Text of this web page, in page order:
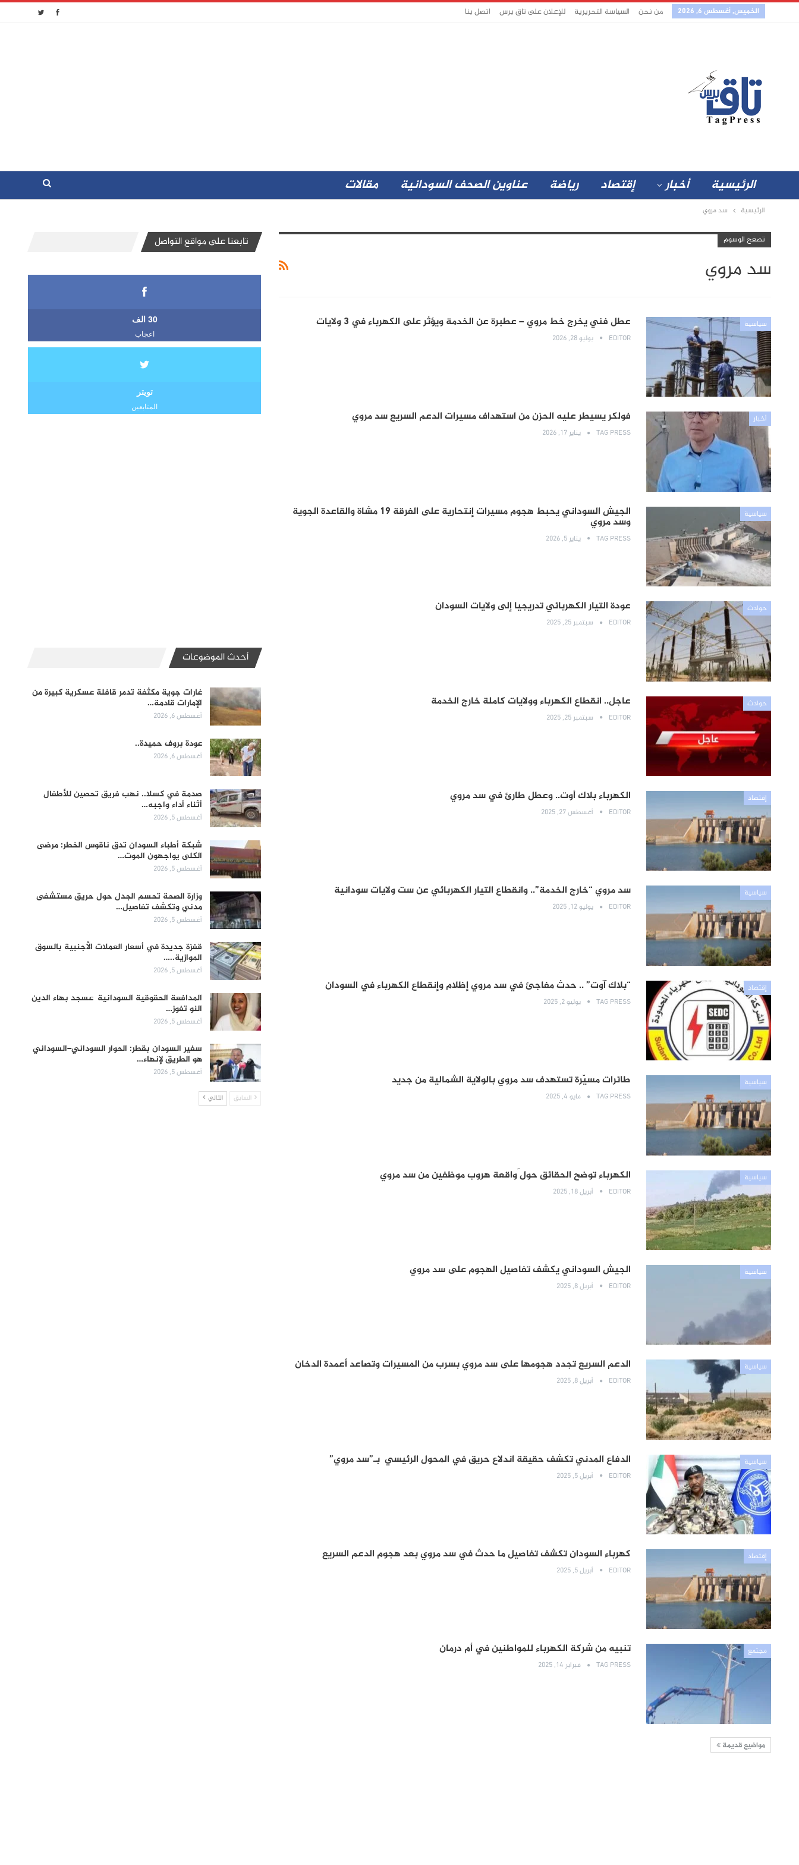
الخميس, أغسطس 6, 2026 من نحن السياسة التحريرية للإعلان على تاق برس اتصل بنا
الرئيسية أخبار إقتصاد رياضة عناوين الصحف السودانية مقالات
الرئيسية سد مروي
تصفح الوسوم
سد مروي
سياسية عطل فني يخرج خط مروي – عطبرة عن الخدمة ويؤثر على الكهرباء في 3 ولايات
EDITOR يوليو 28, 2026
أخبار فولكر يسيطر عليه الحزن من استهداف مسيرات الدعم السريع سد مروي
TAG PRESS يناير 17, 2026
سياسية الجيش السوداني يحبط هجوم مسيرات إنتحارية على الفرقة 19 مشاة والقاعدة الجوية
وسد مروي
TAG PRESS يناير 5, 2026
حوادث عودة التيار الكهربائي تدريجيا إلى ولايات السودان
EDITOR سبتمبر 25, 2025
حوادث عاجل.. انقطاع الكهرباء وولايات كاملة خارج الخدمة
EDITOR سبتمبر 25, 2025
إقتصاد الكهرباء بلاك أوت.. وعطل طارئ في سد مروي
EDITOR أغسطس 27, 2025
سياسية سد مروي “خارج الخدمة”.. وانقطاع التيار الكهربائي عن ست ولايات سودانية
EDITOR يوليو 12, 2025
إقتصاد “بلاك آوت” .. حدث مفاجئ في سد مروي إظلام وإنقطاع الكهرباء في السودان
TAG PRESS يوليو 2, 2025
سياسية طائرات مسيّرة تستهدف سد مروي بالولاية الشمالية من جديد
TAG PRESS مايو 4, 2025
سياسية الكهرباء توضح الحقائق حول َواقعة هروب موظفين من سد مروي
EDITOR أبريل 18, 2025
سياسية الجيش السوداني يكشف تفاصيل الهجوم على سد مروي
EDITOR أبريل 8, 2025
سياسية الدعم السريع تجدد هجومها على سد مروي بسرب من المسيرات وتصاعد أعمدة الدخان
EDITOR أبريل 8, 2025
سياسية الدفاع المدني تكشف حقيقة اندلاع حريق في المحول الرئيسي بـ”سد مروي”
EDITOR أبريل 5, 2025
إقتصاد كهرباء السودان تكشف تفاصيل ما حدث في سد مروي بعد هجوم الدعم السريع
EDITOR أبريل 5, 2025
مجتمع تنبيه من شركة الكهرباء للمواطنين في أم درمان
TAG PRESS فبراير 14, 2025
مواضيع قديمة
تابعنا على مواقع التواصل
30 الف
اعجاب
تويتر
المتابعين
أحدث الموضوعات
غارات جوية مكثفة تدمر قافلة عسكرية كبيرة من
الإمارات قادمة…
أغسطس 6, 2026
عودة بروف حميدة..
أغسطس 6, 2026
صدمة في كسلا.. نهب فريق تحصين للأطفال
أثناء أداء واجبه…
أغسطس 5, 2026
شبكة أطباء السودان تدق ناقوس الخطر: مرضى
الكلى يواجهون الموت…
أغسطس 5, 2026
وزارة الصحة تحسم الجدل حول حريق مستشفى
مدني وتكشف تفاصيل…
أغسطس 5, 2026
قفزة جديدة في أسعار العملات الأجنبية بالسوق
الموازية..…
أغسطس 5, 2026
المدافعة الحقوقية السودانية عسجد بهاء الدين
النو تفوز…
أغسطس 5, 2026
سفير السودان بقطر: الحوار السوداني–السوداني
هو الطريق لإنهاء…
أغسطس 5, 2026
السابق التالي